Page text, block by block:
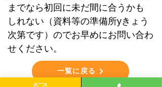
までなら初回に未だ間に合うかも
しれない（資料等の準備所yきょう
次第です）のでお早めにお問い合わ
せください。
一覧に戻る